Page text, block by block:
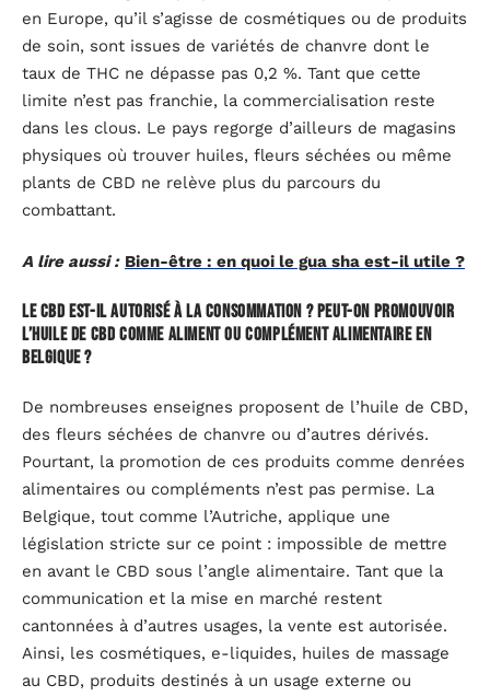
en Europe, qu’il s’agisse de cosmétiques ou de produits
de soin, sont issues de variétés de chanvre dont le
taux de THC ne dépasse pas 0,2 %. Tant que cette
limite n’est pas franchie, la commercialisation reste
dans les clous. Le pays regorge d’ailleurs de magasins
physiques où trouver huiles, fleurs séchées ou même
plants de CBD ne relève plus du parcours du
combattant.
A lire aussi : Bien-être : en quoi le gua sha est-il utile ?
Le CBD est-il autorisé à la consommation ? Peut-on promouvoir
l’huile de CBD comme aliment ou complément alimentaire en
Belgique ?
De nombreuses enseignes proposent de l’huile de CBD,
des fleurs séchées de chanvre ou d’autres dérivés.
Pourtant, la promotion de ces produits comme denrées
alimentaires ou compléments n’est pas permise. La
Belgique, tout comme l’Autriche, applique une
législation stricte sur ce point : impossible de mettre
en avant le CBD sous l’angle alimentaire. Tant que la
communication et la mise en marché restent
cantonnées à d’autres usages, la vente est autorisée.
Ainsi, les cosmétiques, e-liquides, huiles de massage
au CBD, produits destinés à un usage externe ou